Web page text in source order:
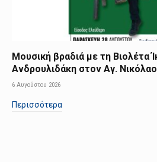
Μουσική βραδιά με τη Βιολέτα
Ανδρουλιδάκη στον Αγ.
6 Αυγούστου 2026
Περισσότερα